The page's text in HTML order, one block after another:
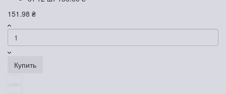
151.98 ₴
Купить